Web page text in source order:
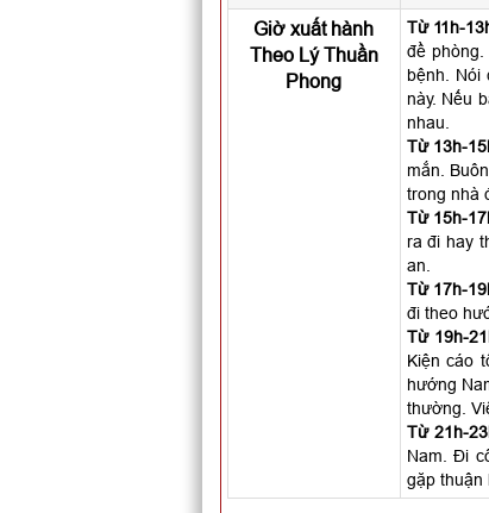
Giờ xuất hành
Theo Lý Thuần
Phong
Từ 11h-
đề
bệnh. Nói
này. Nếu
nhau.
Từ 13h-
mắn.
trong nhà
Từ 15h-
ra đi hay
an.
Từ 17h-
đi theo
Từ 19h-
Kiện cáo
hướng
thường.
Từ 21h-
Nam. Đi
gặp thuận